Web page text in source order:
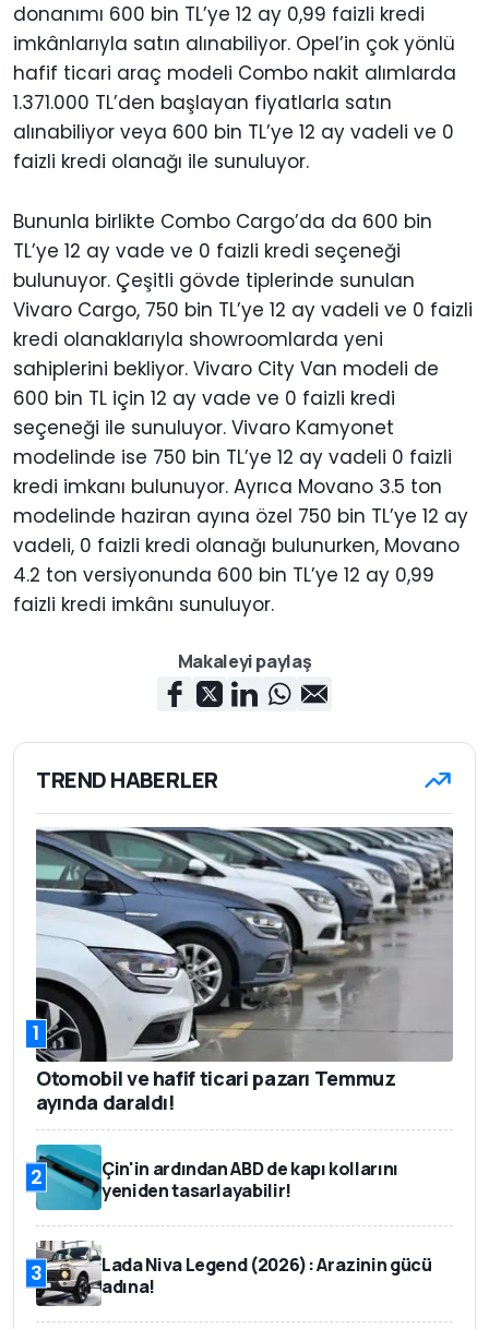
donanımı 600 bin TL’ye 12 ay 0,99 faizli kredi
imkânlarıyla satın alınabiliyor. Opel’in çok yönlü
hafif ticari araç modeli Combo nakit alımlarda
1.371.000 TL’den başlayan fiyatlarla satın
alınabiliyor veya 600 bin TL’ye 12 ay vadeli ve 0
faizli kredi olanağı ile sunuluyor.
Bununla birlikte Combo Cargo’da da 600 bin
TL’ye 12 ay vade ve 0 faizli kredi seçeneği
bulunuyor. Çeşitli gövde tiplerinde sunulan
Vivaro Cargo, 750 bin TL’ye 12 ay vadeli ve 0 faizli
kredi olanaklarıyla showroomlarda yeni
sahiplerini bekliyor. Vivaro City Van modeli de
600 bin TL için 12 ay vade ve 0 faizli kredi
seçeneği ile sunuluyor. Vivaro Kamyonet
modelinde ise 750 bin TL’ye 12 ay vadeli 0 faizli
kredi imkanı bulunuyor. Ayrıca Movano 3.5 ton
modelinde haziran ayına özel 750 bin TL’ye 12 ay
vadeli, 0 faizli kredi olanağı bulunurken, Movano
4.2 ton versiyonunda 600 bin TL’ye 12 ay 0,99
faizli kredi imkânı sunuluyor.
Makaleyi paylaş
TREND HABERLER
1
Otomobil ve hafif ticari pazarı Temmuz
ayında daraldı!
2
Çin'in ardından ABD de kapı kollarını
yeniden tasarlayabilir!
3
Lada Niva Legend (2026): Arazinin gücü
adına!